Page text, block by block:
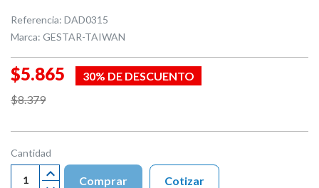
Referencia: DAD0315
Marca: GESTAR-TAIWAN
$5.865
30% DE DESCUENTO
$8.379
Cantidad
Comprar Cotizar